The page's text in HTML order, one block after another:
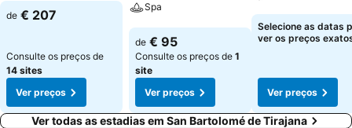
Ver preços
de € 207
Consulte os preços de
14 sites
Ver preços
Spa
Ver preços
de € 95
Consulte os preços de 1
site
Ver preços
Ver preços
Selecione as datas
ver os preços
Ver preços
Ver todas as estadias em San Bartolomé de Tirajana